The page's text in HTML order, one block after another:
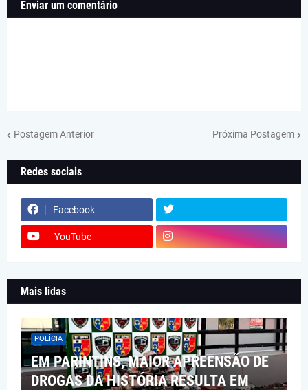
Enviar um comentário
Postagem Anterior Próxima Postagem
Redes sociais
Facebook
YouTube
Mais lidas
POLÍCIA
EM PARINTINS, MAIOR APREENSÃO DE
DROGAS DA HISTÓRIA RESULTA EM